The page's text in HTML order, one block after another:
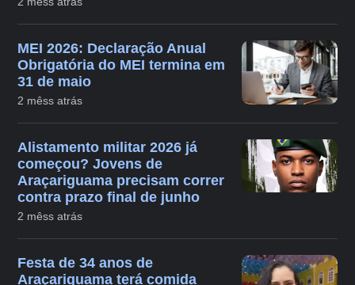
MEI 2026: Declaração Anual
Obrigatória do MEI termina em
31 de maio
2 mêss atrás
Alistamento militar 2026 já
começou? Jovens de
Araçariguama precisam correr
contra prazo final de junho
2 mêss atrás
Festa de 34 anos de
Araçariguama terá comida